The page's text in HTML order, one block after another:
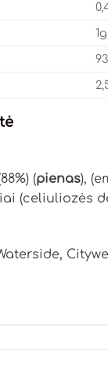
1g
(pienas),
(celiuliozės